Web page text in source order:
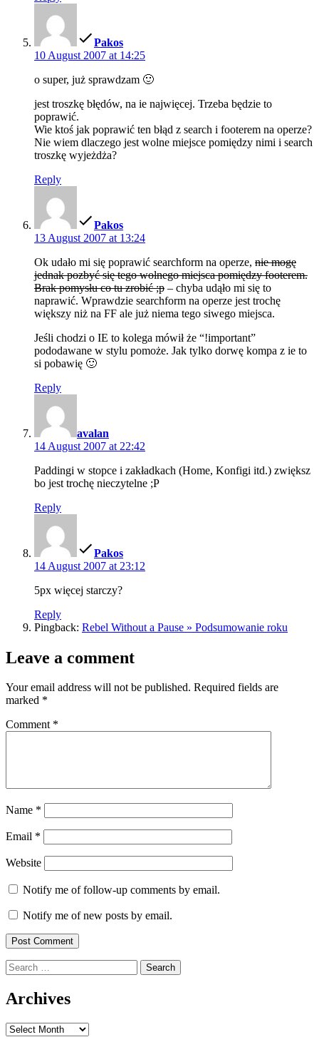
Pakos
10 August 2007 at 14:25
o super, już sprawdzam 🙂
jest troszkę błędów, na ie najwięcej. Trzeba będzie to
poprawić.
Wie ktoś jak poprawić ten błąd z search i footerem na operze?
Nie wiem dlaczego jest wolne miejsce pomiędzy nimi i search
troszkę wyjeżdża?
Reply
Pakos
13 August 2007 at 13:24
Ok udało mi się poprawić searchform na operze, nie mogę
jednak pozbyć się tego wolnego miejsca pomiędzy footerem.
Brak pomysłu co tu zrobić ;p – chyba udąło mi się to
naprawić. Wprawdzie searchform na operze jest trochę
większy niż na FF ale już niema tego siwego miejsca.
Jeśli chodzi o IE to kolega mówił że “!important”
pododawane w stylu pomoże. Jak tylko dorwę kompa z ie to
si pobawię 🙂
Reply
avalan
14 August 2007 at 22:42
Paddingi w stopce i zakładkach (Home, Konfigi itd.) zwiększ
bo jest trochę nieczytelne ;P
Reply
Pakos
14 August 2007 at 23:12
5px więcej starczy?
Reply
Pingback: Rebel Without a Pause » Podsumowanie roku
Leave a comment
Your email address will not be published. Required fields are
marked *
Comment *
Name *
Email *
Website
Notify me of follow-up comments by email.
Notify me of new posts by email.
Search
for:
Archives
Archives